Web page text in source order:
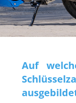
Auf